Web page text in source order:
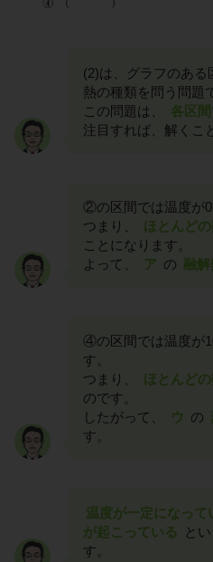
(2)は、グラフのある
熱の種類を問う問題
この問題は、
各区
注目すれば、解くこ
②の区間では温度が
つまり、
ほとんど
ことになります。
よって、
ア の 融
④の区間では温度が
す。
つまり、
ほとんど
のです。
したがって、
ウ の
す。
温度が一定になっ
が起こっている
と
す。